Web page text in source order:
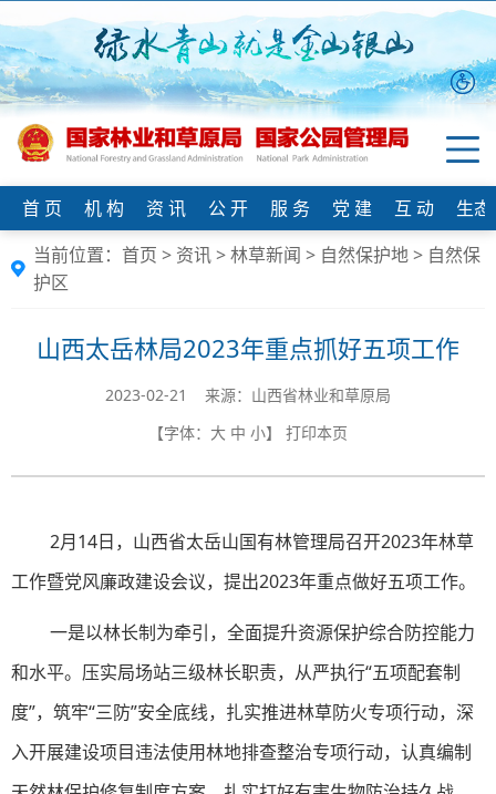
首 页 机 构 资 讯 公 开 服 务 党 建 互 动
生
当前位置： 首页 > 资讯>林草新闻 > 自然保护地> 自然保
护区
山西太岳林局2023年重点抓好五项工作
2023-02-21 来源：山西省林业和草原局
【字体： 大 中 小】 打印本页
2月14日，山西省太岳山国有林管理局召开2023年林草
工作暨党风廉政建设会议，提出2023年重点做好五项工作。
一是以林长制为牵引，全面提升资源保护综合防控能力
和水平。压实局场站三级林长职责，从严执行“五项配套制
度”，筑牢“三防”安全底线，扎实推进林草防火专项行动，深
入开展建设项目违法使用林地排查整治专项行动，认真编制